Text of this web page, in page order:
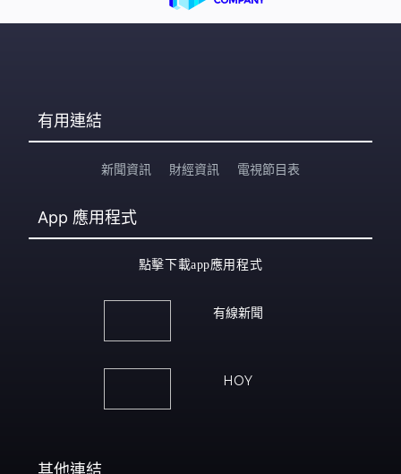
有用連結
新聞資訊 財經資訊 電視節目表
App 應用程式
點擊下載app應用程式
有線新聞
HOY
其他連結